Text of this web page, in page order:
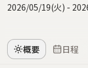
2026/05/19(火) -
概要 日程